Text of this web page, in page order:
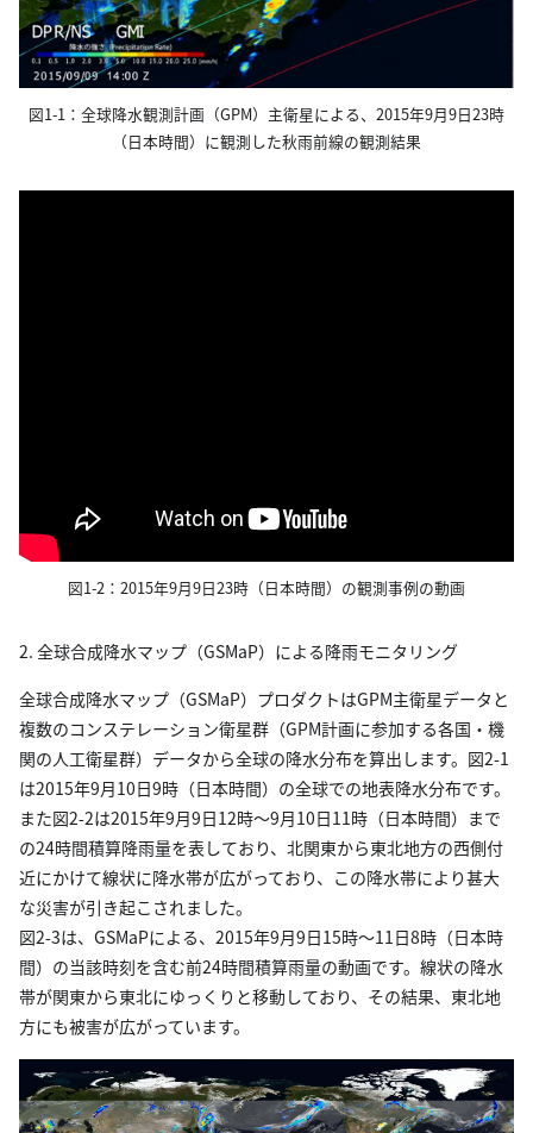
図1-1：全球降水観測計画（GPM）主衛星による、2015年9月9日23時
（日本時間）に観測した秋雨前線の観測結果
図1-2：2015年9月9日23時（日本時間）の観測事例の動画
2. 全球合成降水マップ（GSMaP）による降雨モニタリング
全球合成降水マップ（GSMaP）プロダクトはGPM主衛星データと
複数のコンステレーション衛星群（GPM計画に参加する各国・機
関の人工衛星群）データから全球の降水分布を算出します。図2-1
は2015年9月10日9時（日本時間）の全球での地表降水分布です。
また図2-2は2015年9月9日12時～9月10日11時（日本時間）まで
の24時間積算降雨量を表しており、北関東から東北地方の西側付
近にかけて線状に降水帯が広がっており、この降水帯により甚大
な災害が引き起こされました。
図2-3は、GSMaPによる、2015年9月9日15時～11日8時（日本時
間）の当該時刻を含む前24時間積算雨量の動画です。線状の降水
帯が関東から東北にゆっくりと移動しており、その結果、東北地
方にも被害が広がっています。